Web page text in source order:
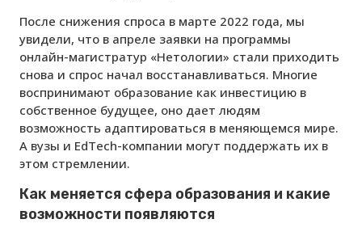
После снижения спроса в марте 2022 года, мы
увидели, что в апреле заявки на программы
онлайн-магистратур «Нетологии» стали приходить
снова и спрос начал восстанавливаться. Многие
воспринимают образование как инвестицию в
собственное будущее, оно дает людям
возможность адаптироваться в меняющемся мире.
А вузы и EdTech-компании могут поддержать их в
этом стремлении.
Как меняется сфера образования и какие
возможности появляются